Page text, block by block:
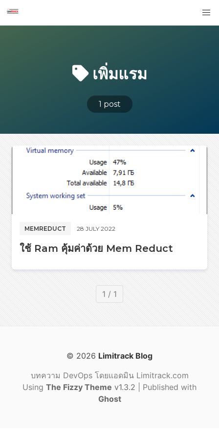
เพิ่มแรม
1 post
MEMREDUCT 28 JULY 2022
ใช้ Ram คุ้มค่าด้วย Mem Reduct
1 / 1
© 2026 Limitrack Blog
บทความ DevOps โดยแอดมิน Limitrack.com
Using The Fizzy Theme v1.3.2
| Published with
Ghost